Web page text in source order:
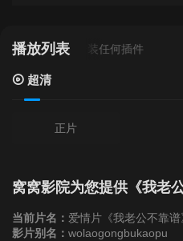
播放列表
超清- 无需安装任何插件
超清
正片
窝窝影院为您提供《我老
当前片名： 爱情片《我老公不靠谱
影片别名： wolaogongbukaopu